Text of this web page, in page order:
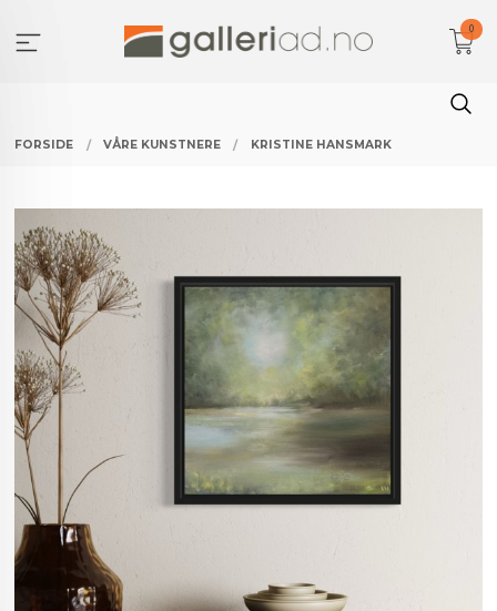
innholdet
0
FORSIDE VÅRE KUNSTNERE KRISTINE HANSMARK